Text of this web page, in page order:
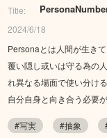
Title:
2024/6/18
Personaとは人間が生き
覆い隠し或いは守る為の
れ異なる場面で使い分け
自分自身と向き合う必要が
#写実 #抽象